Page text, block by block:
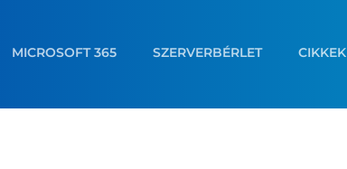
MICROSOFT 365 SZERVERBÉRLET CIKKEK